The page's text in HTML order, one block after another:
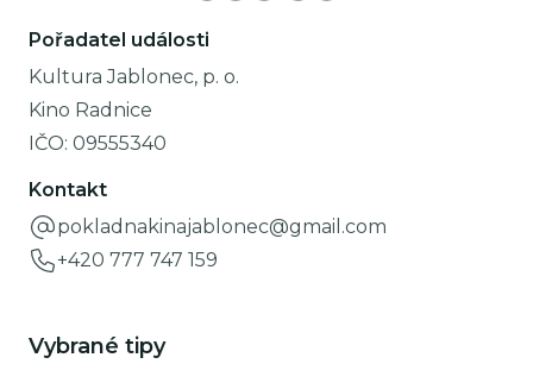
Pořadatel události
Kultura Jablonec, p. o.
Kino Radnice
IČO: 09555340
Kontakt
pokladnakinajablonec@gmail.com
+420 777 747 159
Vybrané tipy